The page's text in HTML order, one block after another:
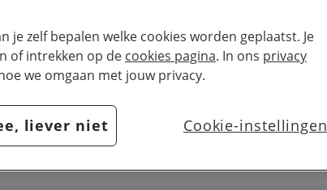
je zelf bepalen welke cookies worden geplaatst. Je
of intrekken op de cookies pagina. In ons privacy
we omgaan met jouw privacy.
liever niet Cookie-instellingen